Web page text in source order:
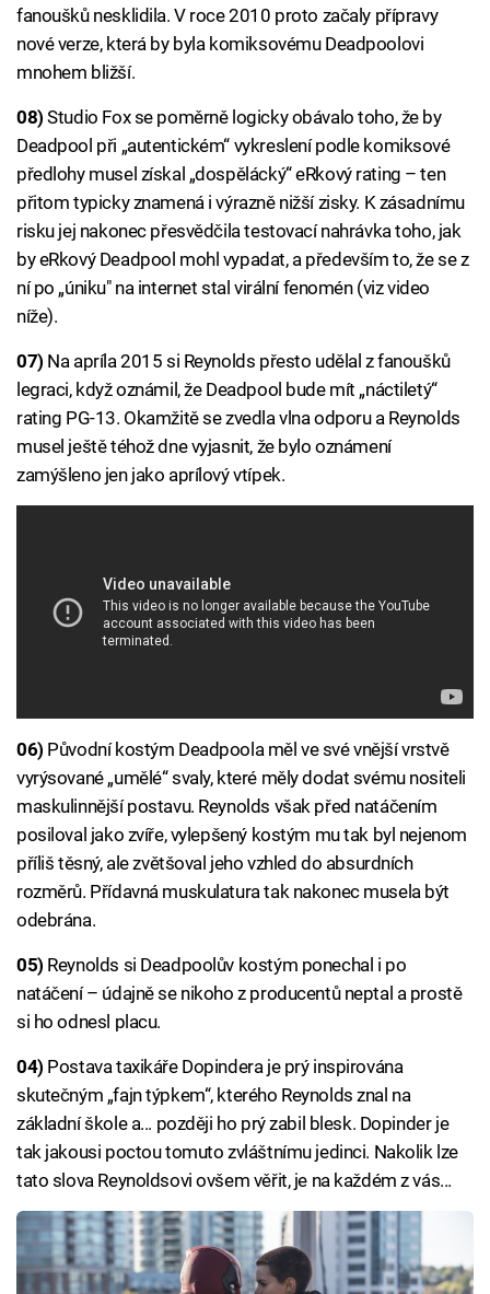
fanoušků nesklidila. V roce 2010 proto začaly přípravy
nové verze, která by byla komiksovému Deadpoolovi
mnohem bližší.
08) Studio Fox se poměrně logicky obávalo toho, že by
Deadpool při „autentickém“ vykreslení podle komiksové
předlohy musel získal „dospělácký“ eRkový rating – ten
přitom typicky znamená i výrazně nižší zisky. K zásadnímu
risku jej nakonec přesvědčila testovací nahrávka toho, jak
by eRkový Deadpool mohl vypadat, a především to, že se z
ní po „úniku" na internet stal virální fenomén (viz video
níže).
07) Na apríla 2015 si Reynolds přesto udělal z fanoušků
legraci, když oznámil, že Deadpool bude mít „náctiletý“
rating PG-13. Okamžitě se zvedla vlna odporu a Reynolds
musel ještě téhož dne vyjasnit, že bylo oznámení
zamýšleno jen jako aprílový vtípek.
06) Původní kostým Deadpoola měl ve své vnější vrstvě
vyrýsované „umělé“ svaly, které měly dodat svému nositeli
maskulinnější postavu. Reynolds však před natáčením
posiloval jako zvíře, vylepšený kostým mu tak byl nejenom
příliš těsný, ale zvětšoval jeho vzhled do absurdních
rozměrů. Přídavná muskulatura tak nakonec musela být
odebrána.
05) Reynolds si Deadpoolův kostým ponechal i po
natáčení – údajně se nikoho z producentů neptal a prostě
si ho odnesl placu.
04) Postava taxikáře Dopindera je prý inspirována
skutečným „fajn týpkem“, kterého Reynolds znal na
základní škole a... později ho prý zabil blesk. Dopinder je
tak jakousi poctou tomuto zvláštnímu jedinci. Nakolik lze
tato slova Reynoldsovi ovšem věřit, je na každém z vás...